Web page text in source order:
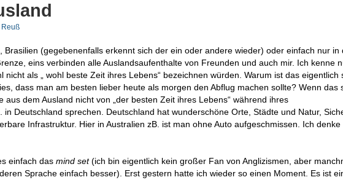
Reuß
Brasilien (gegebenenfalls erkennt sich der ein oder andere wieder) oder einfach nur in
eins verbinden alle Auslandsaufenthalte von Freunden und auch mir. Ich kenne
nicht als „ wohl beste Zeit ihres Lebens“ bezeichnen würden. Warum ist das eigentlich
dass man am besten lieber heute als morgen den Abflug machen sollte? Wenn das
aus dem Ausland nicht von „der besten Zeit ihres Lebens“ während ihres
in Deutschland sprechen. Deutschland hat wunderschöne Orte, Städte und Natur,
Infrastruktur. Hier in Australien zB. ist man ohne Auto aufgeschmissen. Ich denke
einfach das mind set(ich bin eigentlich kein großer Fan von Anglizismen, aber
Sprache einfach besser). Erst gestern hatte ich wieder so einen Moment. Es ist